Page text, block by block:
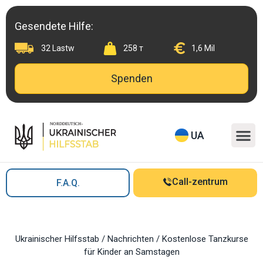
Skip
to
contentGesendete Hilfe:
32 Lastw 258 т 1,6 Mil
Spenden
UA
F.A.Q. Call-zentrum
Ukrainischer Hilfsstab / Nachrichten / Kostenlose Tanzkurse
für Kinder an Samstagen